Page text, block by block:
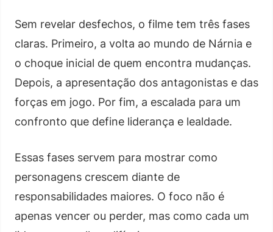
Sem revelar desfechos, o filme tem três fases
claras. Primeiro, a volta ao mundo de Nárnia e
o choque inicial de quem encontra mudanças.
Depois, a apresentação dos antagonistas e das
forças em jogo. Por fim, a escalada para um
confronto que define liderança e lealdade.
Essas fases servem para mostrar como
personagens crescem diante de
responsabilidades maiores. O foco não é
apenas vencer ou perder, mas como cada um